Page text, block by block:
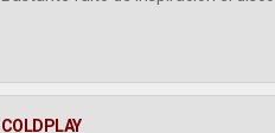
COLDPLAY